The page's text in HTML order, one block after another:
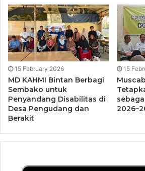
melengkapi fasilitas sekolah dengan
dilanjutkan ke jenjang SMA di Al Ihsan.
menamatkan pendidikan SMP, nanti
melanjutkan ke jenjang SMA di Al
Alhamdulillah tahun ini ada yang
Cendekia (IC) di Batam.
“Artinya anak anak Al Ihsan dapat
lain di Indonesia,” kata Zul yang juga
kabupaten Bintan itu.
15 February 2026
MD KAHMI Bintan Berbagi
Sembako untuk
Penyandang Disabilitas di
Desa Pengudang dan
Berakit
15